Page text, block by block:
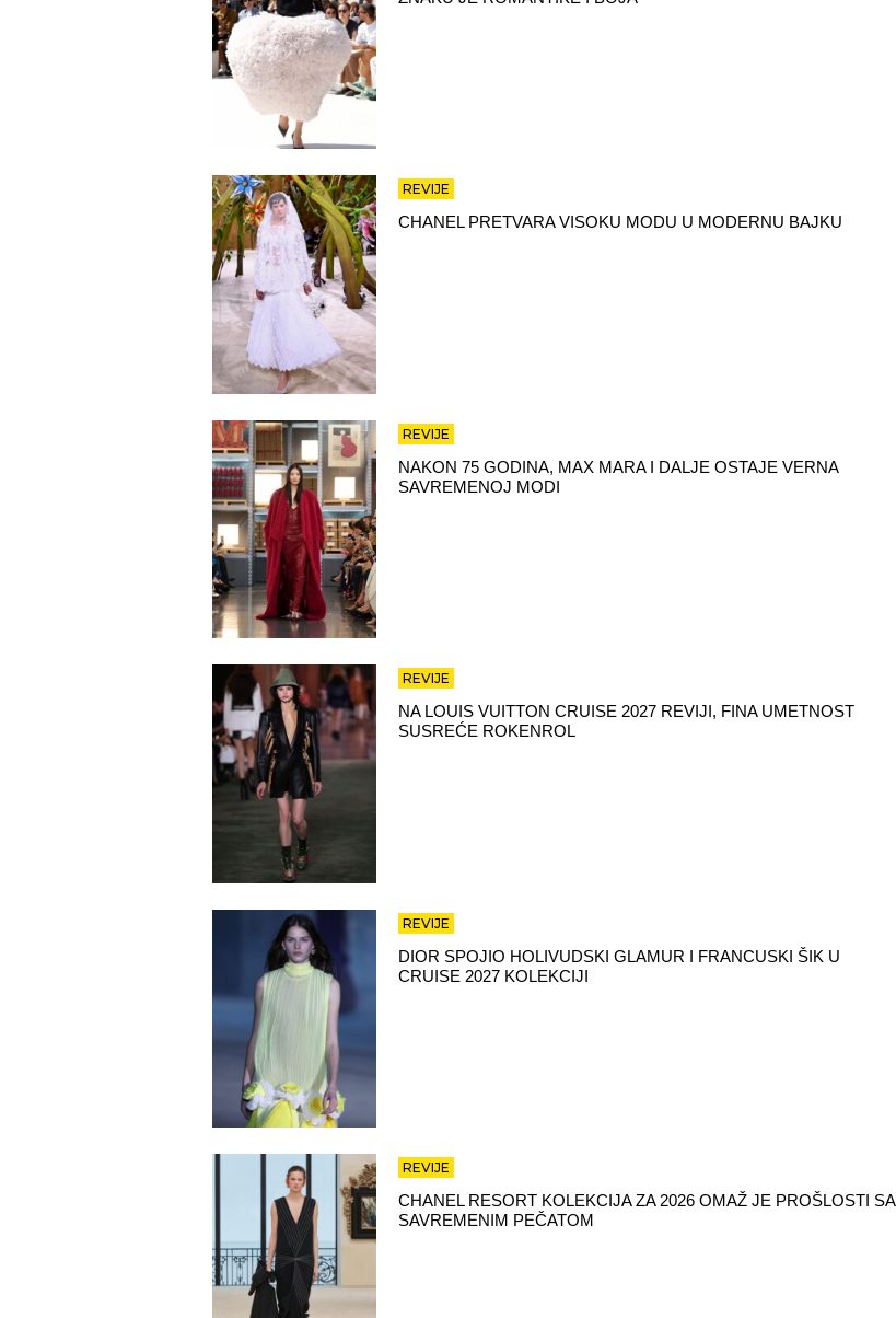
REVIJE
CHANEL PRETVARA VISOKU MODU U MODERNU BAJKU
REVIJE
NAKON 75 GODINA, MAX MARA I DALJE OSTAJE VERNA
SAVREMENOJ MODI
REVIJE
NA LOUIS VUITTON CRUISE 2027 REVIJI, FINA UMETNOST
SUSREĆE ROKENROL
REVIJE
DIOR SPOJIO HOLIVUDSKI GLAMUR I FRANCUSKI ŠIK U
CRUISE 2027 KOLEKCIJI
REVIJE
CHANEL RESORT KOLEKCIJA ZA 2026 OMAŽ JE PROŠLOSTI SA
SAVREMENIM PEČATOM